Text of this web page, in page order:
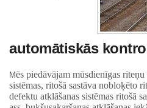
automātiskās
Mēs piedāvājam mūsdienīgas riteņu
sistēmas, ritošā sastāva nobloķēto
defektu atklāšanas sistēmas ritošā